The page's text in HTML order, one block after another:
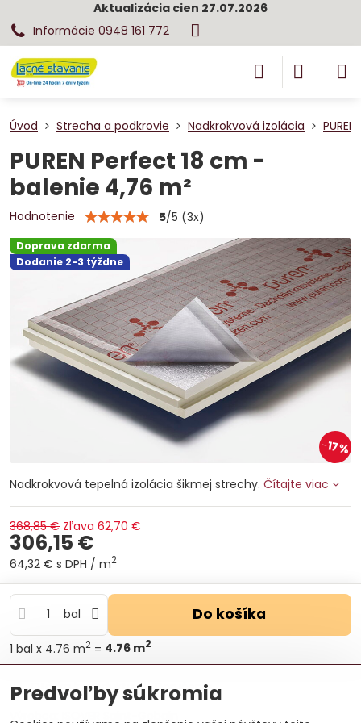
Aktualizácia cien 27.07.2026
Informácie 0948 161 772
Doprava zdarma
Dodanie 2-3 týždne
17%
Úvod Strecha a podkrovie Nadkrokvová izolácia
PUREN Perfect 18 cm -
balenie 4,76 m²
Hodnotenie 5/5 (3x)
Nadkrokvová tepelná izolácia šikmej strechy. Čítajte viac
368,85 € Zľava 62,70 €
306,15 €
64,32 € s DPH / m2
bal Do košíka
1 bal x 4.76 m2 = 4.76 m2
Otázka k produktu
Doručenia
Výrobca:
ISOVER Saint-Gobain
Predvoľby súkromia